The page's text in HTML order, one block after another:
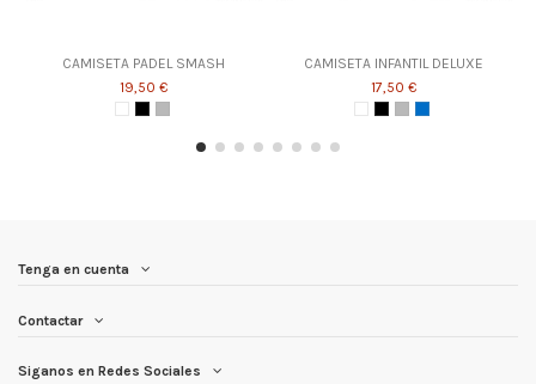
CAMISETA PADEL SMASH
19,50 €
CAMISETA INFANTIL DELUXE
17,50 €
Tenga en cuenta
Contactar
Siganos en Redes Sociales